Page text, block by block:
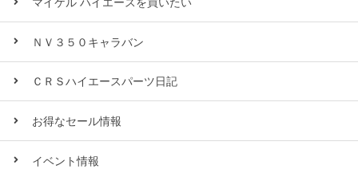
ＮＶ３５０キャラバン
ＣＲＳハイエースパーツ日記
お得なセール情報
イベント情報